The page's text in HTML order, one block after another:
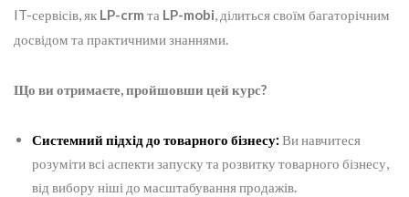
IT-сервісів, як LP-crm та LP-mobi, ділиться своїм багаторічним
досвідом та практичними знаннями.
Що ви отримаєте, пройшовши цей курс?
Системний підхід до товарного бізнесу: Ви навчитеся
розуміти всі аспекти запуску та розвитку товарного бізнесу,
від вибору ніші до масштабування продажів.